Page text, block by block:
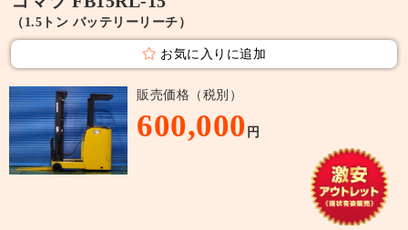
（1.5トン バッテリーリーチ）
お気に入りに追加
販売価格（税別）
600,000 円